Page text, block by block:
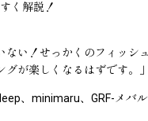
く解説！
い！せっかくのフィッ
が楽しくなるはずです。
、minimaru、GRF-メ